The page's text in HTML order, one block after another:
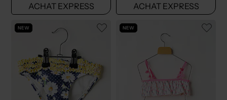
ACHAT EXPRESS ACHAT EXPRESS
NEW NEW